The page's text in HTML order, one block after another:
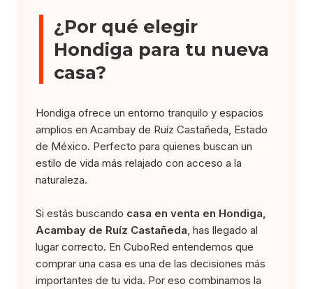
¿Por qué elegir
Hondiga para tu nueva
casa?
Hondiga ofrece un entorno tranquilo y espacios
amplios en Acambay de Ruíz Castañeda, Estado
de México. Perfecto para quienes buscan un
estilo de vida más relajado con acceso a la
naturaleza.
Si estás buscando casa en venta en Hondiga,
Acambay de Ruíz Castañeda , has llegado al
lugar correcto. En CuboRed entendemos que
comprar una casa es una de las decisiones más
importantes de tu vida. Por eso combinamos la